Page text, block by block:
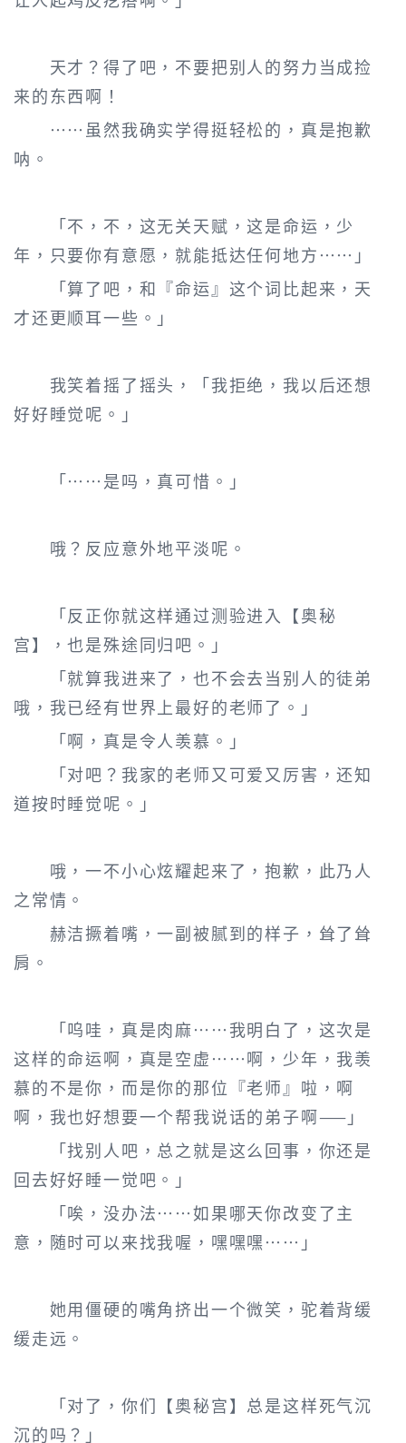
天才？得了吧，不要把别人的努力当成捡
来的东西啊！
……虽然我确实学得挺轻松的，真是抱歉
呐。
「不，不，这无关天赋，这是命运，少
年，只要你有意愿，就能抵达任何地方……」
「算了吧，和『命运』这个词比起来，天
才还更顺耳一些。」
我笑着摇了摇头，「我拒绝，我以后还想
好好睡觉呢。」
「……是吗，真可惜。」
哦？反应意外地平淡呢。
「反正你就这样通过测验进入【奥秘
宫】，也是殊途同归吧。」
「就算我进来了，也不会去当别人的徒弟
哦，我已经有世界上最好的老师了。」
「啊，真是令人羡慕。」
「对吧？我家的老师又可爱又厉害，还知
道按时睡觉呢。」
哦，一不小心炫耀起来了，抱歉，此乃人
之常情。
赫洁撅着嘴，一副被腻到的样子，耸了耸
肩。
「呜哇，真是肉麻……我明白了，这次是
这样的命运啊，真是空虚……啊，少年，我羡
慕的不是你，而是你的那位『老师』啦，啊
啊，我也好想要一个帮我说话的弟子啊——」
「找别人吧，总之就是这么回事，你还是
回去好好睡一觉吧。」
「唉，没办法……如果哪天你改变了主
意，随时可以来找我喔，嘿嘿嘿……」
她用僵硬的嘴角挤出一个微笑，驼着背缓
缓走远。
「对了，你们【奥秘宫】总是这样死气沉
沉的吗？」